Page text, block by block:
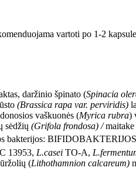
vartoti po 1-2
daržinio špinato (Spinacia
(Brassica rapa var. perviridis)
vaškuonės (Myrica rubra)
sėdžių (Grifola frondosa) /
bakterijos:
13953, L.casei TO-A,
(Lithothamnion calcareum)